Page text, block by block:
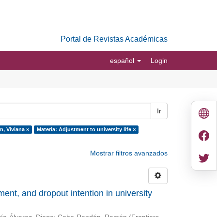
Portal de Revistas Académicas
español Login
Ir
Viviana ×
Materia: Adjustment to university life ×
Mostrar filtros avanzados
and dropout intention in university